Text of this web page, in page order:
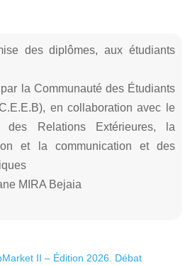
des diplômes, aux étudiants
la Communauté des Étudiants
en collaboration avec le
des Relations Extérieures, la
et la communication et des
MIRA Bejaia
II – Édition 2026. Débat